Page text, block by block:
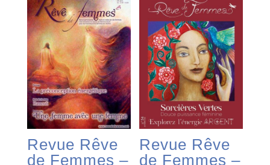
Revue Rêve
de Femmes –
Revue Rêve
de Femmes –